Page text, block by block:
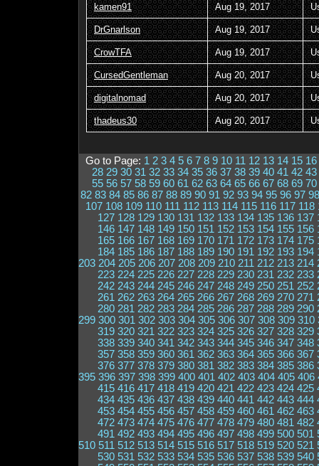
kamen91 Aug 19, 2017
DrGnarlson Aug 19, 2017
CrowTFA Aug 19, 2017
CursedGentleman Aug 20, 2017
digitalnomad Aug 20, 2017
thadeus30 Aug 20, 2017
Go to Page: 1 2 3 4 5 6 7 8 9 10 11 12 13 14 15 16
28 29 30 31 32 33 34 35 36 37 38 39 40 41 42 43
55 56 57 58 59 60 61 62 63 64 65 66 67 68 69 70
82 83 84 85 86 87 88 89 90 91 92 93 94 95 96 97 98
107 108 109 110 111 112 113 114 115 116 117 118
127 128 129 130 131 132 133 134 135 136 137
146 147 148 149 150 151 152 153 154 155 156
165 166 167 168 169 170 171 172 173 174 175
184 185 186 187 188 189 190 191 192 193 194
203 204 205 206 207 208 209 210 211 212 213 214
223 224 225 226 227 228 229 230 231 232 233
242 243 244 245 246 247 248 249 250 251 252
261 262 263 264 265 266 267 268 269 270 271
280 281 282 283 284 285 286 287 288 289 290
299 300 301 302 303 304 305 306 307 308 309 310
319 320 321 322 323 324 325 326 327 328 329
338 339 340 341 342 343 344 345 346 347 348
357 358 359 360 361 362 363 364 365 366 367
376 377 378 379 380 381 382 383 384 385 386
395 396 397 398 399 400 401 402 403 404 405 406
415 416 417 418 419 420 421 422 423 424 425
434 435 436 437 438 439 440 441 442 443 444
453 454 455 456 457 458 459 460 461 462 463
472 473 474 475 476 477 478 479 480 481 482
491 492 493 494 495 496 497 498 499 500 501
510 511 512 513 514 515 516 517 518 519 520 521
530 531 532 533 534 535 536 537 538 539 540